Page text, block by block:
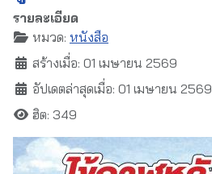
รายละเอียด
หมวด: หนังสือ
สร้างเมื่อ: 01 เมษายน 2569
อัปเดตล่าสุดเมื่อ: 01 เมษายน 2569
ฮิต: 349